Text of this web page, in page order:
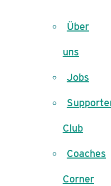
Über
uns
Jobs
Club
Coaches
Corner